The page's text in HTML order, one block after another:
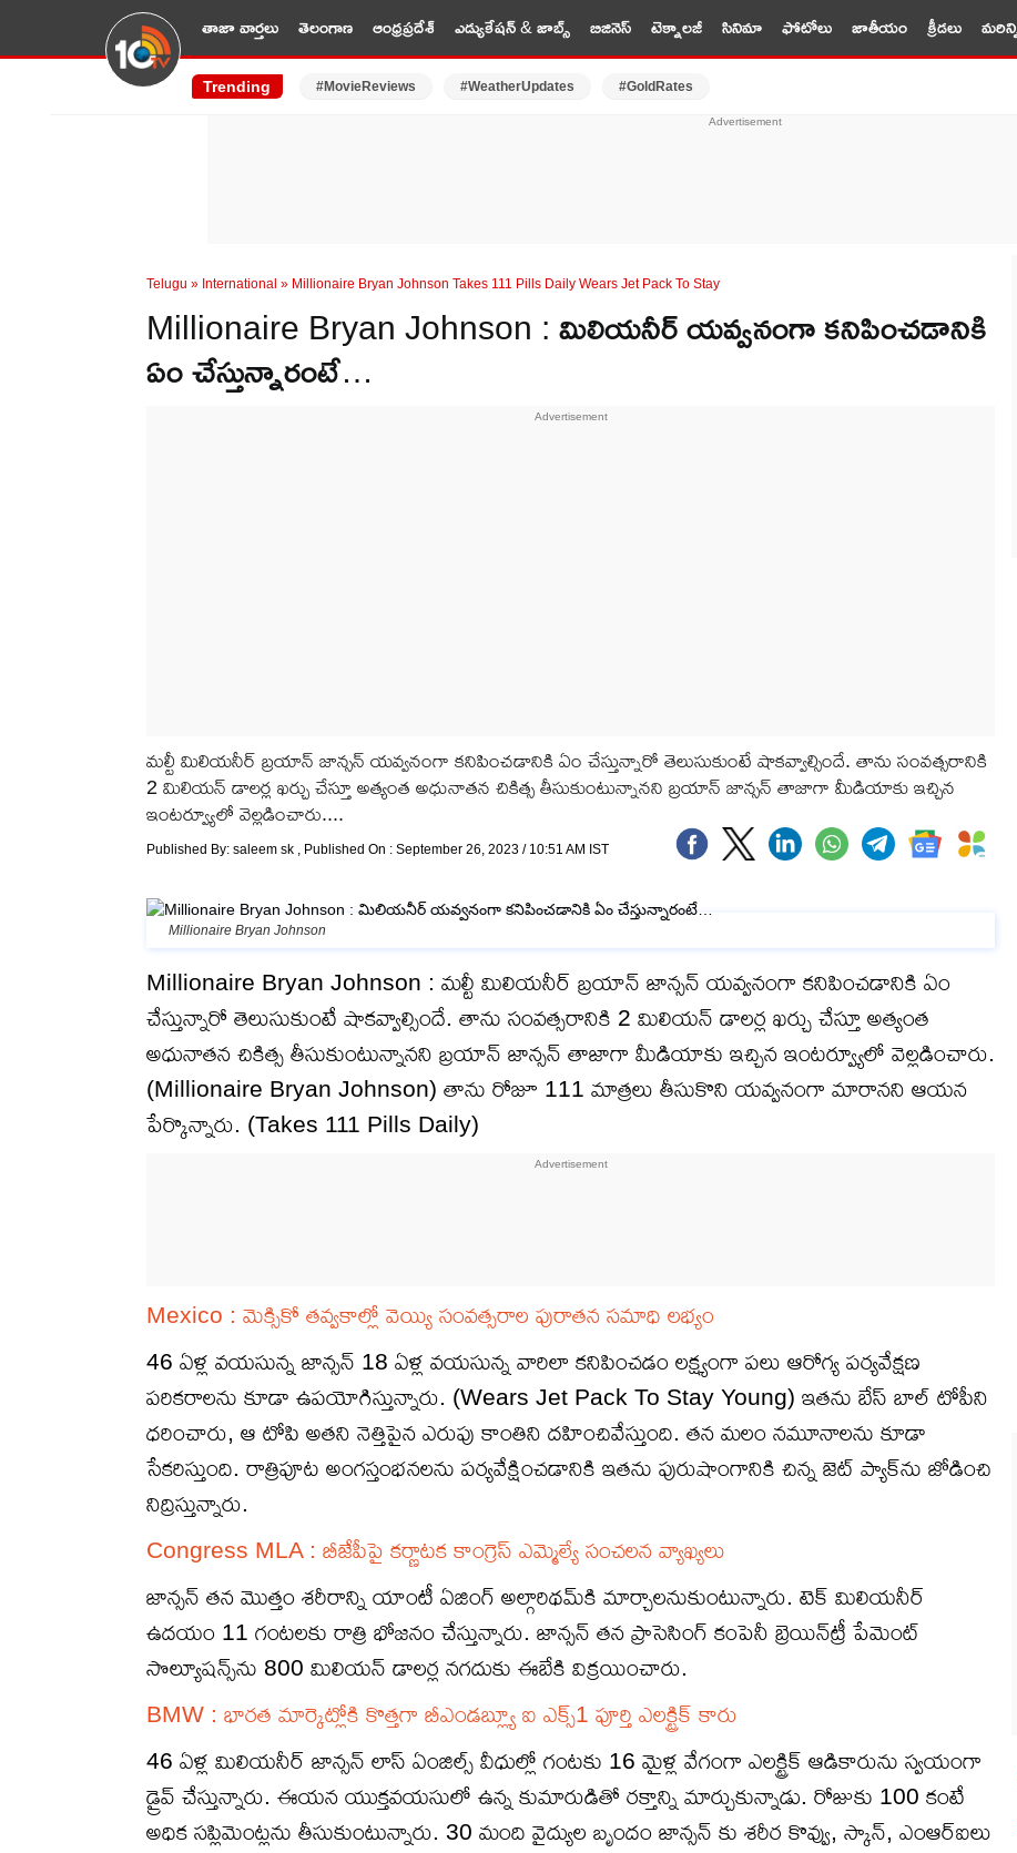
తాజా వార్తలు తెలంగాణ ఆంధ్రప్రదేశ్ ఎడ్యుకేషన్ & జాబ్స్ బిజినెస్ టెక్నాలజీ సినిమా ఫోటోలు జాతీయం క్రీడలు మరిన్ని
Trending #MovieReviews #WeatherUpdates #GoldRates
Telugu » International » Millionaire Bryan Johnson Takes 111 Pills Daily Wears Jet Pack To Stay
Millionaire Bryan Johnson : మిలియనీర్ యవ్వనంగా కనిపించడానికి
ఏం చేస్తున్నారంటే…
మల్టీ మిలియనీర్ బ్రయాన్ జాన్సన్ యవ్వనంగా కనిపించడానికి ఏం చేస్తున్నారో తెలుసుకుంటే షాకవ్వాల్సిందే. తాను సంవత్సరానికి
2 మిలియన్ డాలర్ల ఖర్చు చేస్తూ అత్యంత అధునాతన చికిత్స తీసుకుంటున్నానని బ్రయాన్ జాన్సన్ తాజాగా మీడియాకు ఇచ్చిన
ఇంటర్వ్యూలో వెల్లడించారు....
Published By: saleem sk , Published On : September 26, 2023 / 10:51 AM IST
Millionaire Bryan Johnson
Millionaire Bryan Johnson : మల్టీ మిలియనీర్ బ్రయాన్ జాన్సన్ యవ్వనంగా కనిపించడానికి ఏం
చేస్తున్నారో తెలుసుకుంటే షాకవ్వాల్సిందే. తాను సంవత్సరానికి 2 మిలియన్ డాలర్ల ఖర్చు చేస్తూ అత్యంత
అధునాతన చికిత్స తీసుకుంటున్నానని బ్రయాన్ జాన్సన్ తాజాగా మీడియాకు ఇచ్చిన ఇంటర్వ్యూలో వెల్లడించారు.
(Millionaire Bryan Johnson) తాను రోజూ 111 మాత్రలు తీసుకొని యవ్వనంగా మారానని ఆయన
పేర్కొన్నారు. (Takes 111 Pills Daily)
Mexico : మెక్సికో తవ్వకాల్లో వెయ్యి సంవత్సరాల పురాతన సమాధి లభ్యం
46 ఏళ్ల వయసున్న జాన్సన్ 18 ఏళ్ల వయసున్న వారిలా కనిపించడం లక్ష్యంగా పలు ఆరోగ్య పర్యవేక్షణ
పరికరాలను కూడా ఉపయోగిస్తున్నారు. (Wears Jet Pack To Stay Young) ఇతను బేస్ బాల్ టోపీని
ధరించారు, ఆ టోపి అతని నెత్తిపైన ఎరుపు కాంతిని దహించివేస్తుంది. తన మలం నమూనాలను కూడా
సేకరిస్తుంది. రాత్రిపూట అంగస్తంభనలను పర్యవేక్షించడానికి ఇతను పురుషాంగానికి చిన్న జెట్ ప్యాక్‌ను జోడించి
నిద్రిస్తున్నారు.
Congress MLA : బీజేపీపై కర్ణాటక కాంగ్రెస్ ఎమ్మెల్యే సంచలన వ్యాఖ్యలు
జాన్సన్ తన మొత్తం శరీరాన్ని యాంటీ ఏజింగ్ అల్గారిథమ్‌కి మార్చాలనుకుంటున్నారు. టెక్ మిలియనీర్
ఉదయం 11 గంటలకు రాత్రి భోజనం చేస్తున్నారు. జాన్సన్ తన ప్రాసెసింగ్ కంపెనీ బ్రెయిన్‌ట్రీ పేమెంట్
సొల్యూషన్స్‌ను 800 మిలియన్ డాలర్ల నగదుకు ఈబేకి విక్రయించారు.
BMW : భారత మార్కెట్లోకి కొత్తగా బీఎండబ్ల్యూ ఐ ఎక్స్1 పూర్తి ఎలక్ట్రిక్ కారు
46 ఏళ్ల మిలియనీర్ జాన్సన్ లాస్ ఏంజిల్స్ వీధుల్లో గంటకు 16 మైళ్ల వేగంగా ఎలక్ట్రిక్ ఆడికారును స్వయంగా
డ్రైవ్ చేస్తున్నారు. ఈయన యుక్తవయసులో ఉన్న కుమారుడితో రక్తాన్ని మార్చుకున్నాడు. రోజుకు 100 కంటే
అధిక సప్లిమెంట్లను తీసుకుంటున్నారు. 30 మంది వైద్యుల బృందం జాన్సన్ కు శరీర కొవ్వు, స్కాన్, ఎంఆర్ఐలు